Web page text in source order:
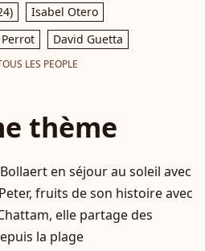
Isabel Otero
David Guetta
LES PEOPLE
thème
en séjour au soleil avec
fruits de son histoire avec
elle partage des
la plage